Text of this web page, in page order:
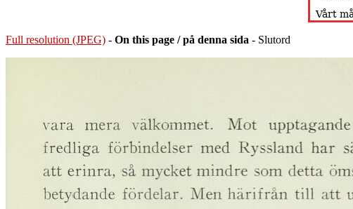
Full resolution (JPEG) - On this page / på denna sida - Slutord